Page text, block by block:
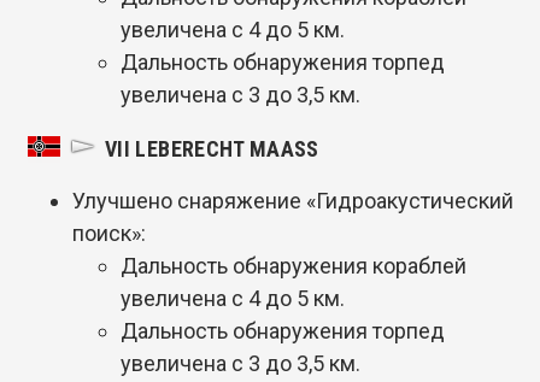
увеличена с 4 до 5 км.
Дальность обнаружения торпед
увеличена с 3 до 3,5 км.
VII LEBERECHT MAASS
Улучшено снаряжение «Гидроакустический
поиск»:
Дальность обнаружения кораблей
увеличена с 4 до 5 км.
Дальность обнаружения торпед
увеличена с 3 до 3,5 км.